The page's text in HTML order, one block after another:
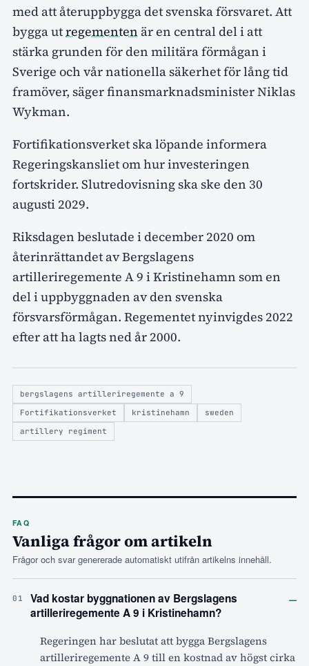
med att återuppbygga det svenska försvaret. Att
bygga utregementen är en central del i att
stärka grunden för den militära förmågan i
Sverige och vår nationella säkerhet för lång tid
framöver, säger finansmarknadsminister Niklas
Wykman.
Fortifikationsverket ska löpande informera
Regeringskansliet om hur investeringen
fortskrider. Slutredovisning ska ske den 30
augusti 2029.
Riksdagen beslutade i december 2020 om
återinrättandet av Bergslagens
artilleriregemente A 9 i Kristinehamn som en
del i uppbyggnaden av den svenska
försvarsförmågan. Regementet nyinvigdes 2022
efter att ha lagts ned år 2000.
bergslagens artilleriregemente a 9
Fortifikationsverket
kristinehamn
sweden
artillery regiment
FAQ
Vanliga frågor om artikeln
Frågor och svar genererade automatiskt utifrån artikelns innehåll.
01
Vad kostar byggnationen av Bergslagens
artilleriregemente A 9 i Kristinehamn?
–
Regeringen har beslutat att bygga Bergslagens
artilleriregemente A 9 till en kostnad av högst cirka